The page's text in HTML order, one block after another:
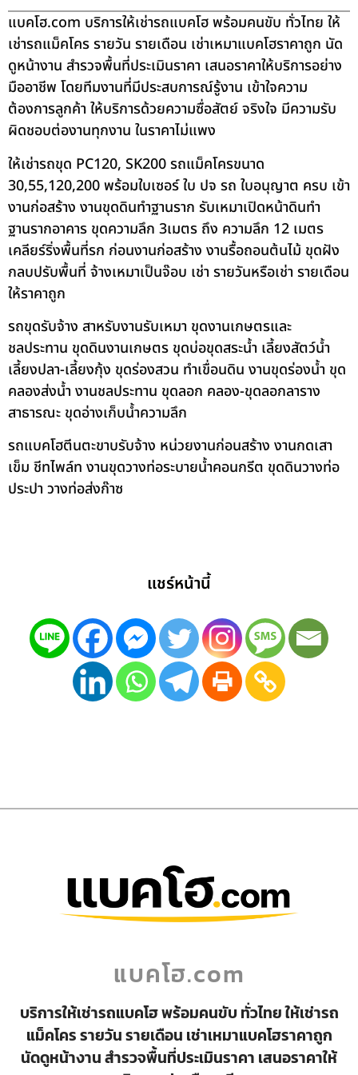
แบคโฮ.com บริการให้เช่ารถแบคโฮ พร้อมคนขับ ทั่วไทย ให้
เช่ารถแม็คโคร รายวัน รายเดือน เช่าเหมาแบคโฮราคาถูก นัด
ดูหน้างาน สำรวจพื้นที่ประเมินราคา เสนอราคาให้บริการอย่าง
มืออาชีพ โดยทีมงานที่มีประสบการณ์รู้งาน เข้าใจความ
ต้องการลูกค้า ให้บริการด้วยความซื่อสัตย์ จริงใจ มีความรับ
ผิดชอบต่องานทุกงาน ในราคาไม่แพง
ให้เช่ารถขุด PC120, SK200 รถแม็คโครขนาด
30,55,120,200 พร้อมใบเซอร์ ใบ ปจ รถ ใบอนุญาต ครบ เข้า
งานก่อสร้าง งานขุดดินทำฐานราก รับเหมาเปิดหน้าดินทำ
ฐานรากอาคาร ขุดความลึก 3เมตร ถึง ความลึก 12 เมตร
เคลียร์ริ่งพื้นที่รก ก่อนงานก่อสร้าง งานรื้อถอนต้นไม้ ขุดฝัง
กลบปรับพื้นที่ จ้างเหมาเป็นจ๊อบ เช่า รายวันหรือเช่า รายเดือน
ให้ราคาถูก
รถขุดรับจ้าง สาหรับงานรับเหมา ขุดงานเกษตรและ
ชลประทาน ขุดดินงานเกษตร ขุดบ่อขุดสระน้ำ เลี้ยงสัตว์น้ำ
เลี้ยงปลา-เลี้ยงกุ้ง ขุดร่องสวน ทำเขื่อนดิน งานขุดร่องน้ำ ขุด
คลองส่งน้ำ งานชลประทาน ขุดลอก คลอง-ขุดลอกลาราง
สาธารณะ ขุดอ่างเก็บน้ำความลึก
รถแบคโฮตีนตะขาบรับจ้าง หน่วยงานก่อนสร้าง งานกดเสา
เข็ม ชีทไพล์ท งานขุดวางท่อระบายน้ำคอนกรีต ขุดดินวางท่อ
ประปา วางท่อส่งก๊าซ
แชร์หน้านี้
แบคโฮ.com
บริการให้เช่ารถแบคโฮ พร้อมคนขับ ทั่วไทย ให้เช่ารถ
แม็คโคร รายวัน รายเดือน เช่าเหมาแบคโฮราคาถูก
นัดดูหน้างาน สำรวจพื้นที่ประเมินราคา เสนอราคาให้